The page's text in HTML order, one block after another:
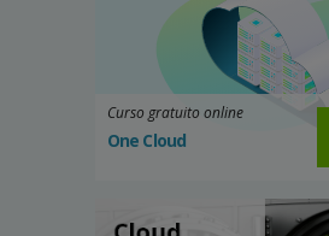
Curso gratuito online
One Cloud